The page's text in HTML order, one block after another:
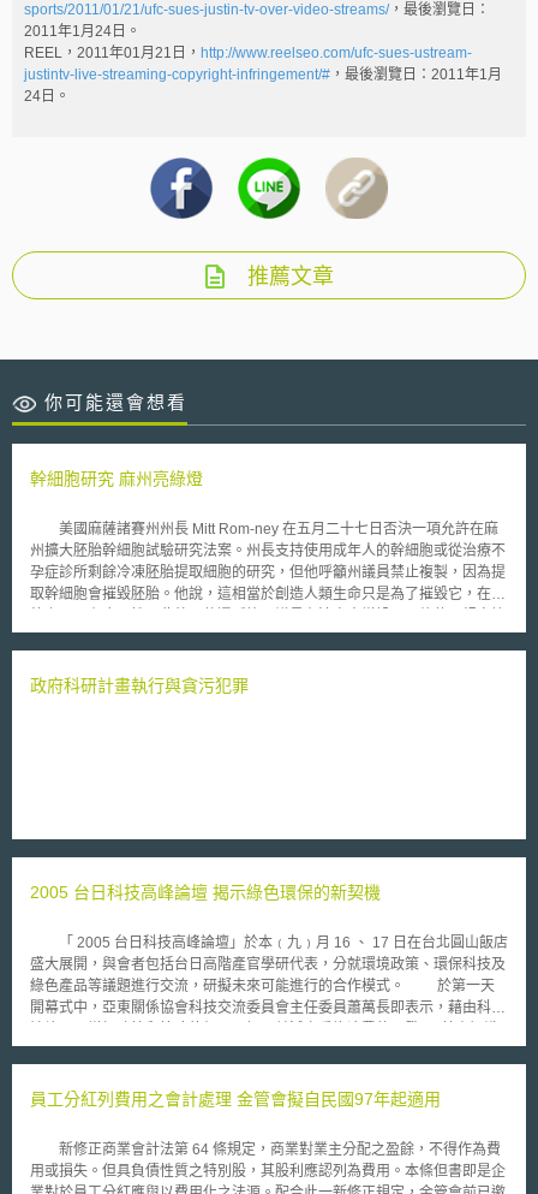
sports/2011/01/21/ufc-sues-justin-tv-over-video-streams/，最後瀏覽日：
2011年1月24日。
REEL，2011年01月21日， http://www.reelseo.com/ufc-sues-ustream-
justintv-live-streaming-copyright-infringement/# ，最後瀏覽日：2011年1月
24日。
推薦文章
你可能還會想看
幹細胞研究 麻州亮綠燈
美國麻薩諸賽州州長 Mitt Rom-ney 在五月二十七日否決一項允許在麻
州擴大胚胎幹細胞試驗研究法案。州長支持使用成年人的幹細胞或從治療不
孕症診所剩餘冷凍胚胎提取細胞的研究，但他呼籲州議員禁止複製，因為提
取幹細胞會摧毀胚胎。他說，這相當於創造人類生命只是為了摧毀它，在道
孕那一刻即為生命開始，禁止為了其他研究製造胚胎，並限制給捐獻卵子婦
日以壓倒性的票數，推翻州長先前在二十七日所為之否決，並使該法案立即
也準備放寬對幹細胞研究的限制。 支持胚胎幹細胞研究者紛紛希望，麻州
政府科研計畫執行與貪污犯罪
2005 台日科技高峰論壇 揭示綠色環保的新契機
「 2005 台日科技高峰論壇」於本﹙九﹚月 16 、 17 日在台北圓山飯店
盛大展開，與會者包括台日高階產官學研代表，分就環境政策、環保科技及
綠色產品等議題進行交流，研擬未來可能進行的合作模式。 於第一天
開幕式中，亞東關係協會科技交流委員會主任委員蕭萬長即表示，藉由科技
相互激盪可以維持競爭力和高度經濟成長，創造雙贏的局面。日本交流協會
3R(REDUCE 、 REUSE 、 RECYCLE) 觀念，獲得各國極力贊成，他希望
論壇從 2003 年 4 月成立後，今年乃第三度在台灣舉行，與會貴賓包括日本
眾議員水野賢一﹙ Mizuno, Kenichi ﹚ ， 以「日本環境政策」發表專題演
說；地球環境戰略研究機關理事長森 ( 山鳥 ) 昭夫﹙ Morishima, Akio ﹚則
員工分紅列費用之會計處理 金管會擬自民國97年起適用
新修正商業會計法第 64 條規定，商業對業主分配之盈餘，不得作為費
用或損失。但具負債性質之特別股，其股利應認列為費用。本條但書即是企